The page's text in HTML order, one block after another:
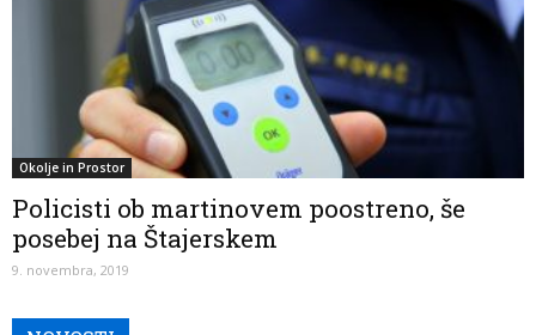
Okolje in Prostor
Policisti ob martinovem poostreno, še
posebej na Štajerskem
9. novembra, 2019